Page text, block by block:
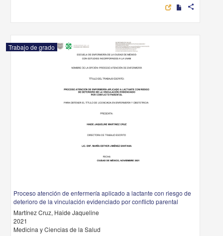
share
Trabajo de grado
Proceso atención de enfermería aplicado a lactante con riesgo de
deterioro de la vinculación evidenciado por conflicto parental
Martínez Cruz, Haide Jaqueline
2021
Medicina y Ciencias de la Salud